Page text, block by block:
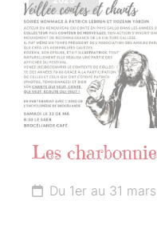
Les
Du 1er au 31